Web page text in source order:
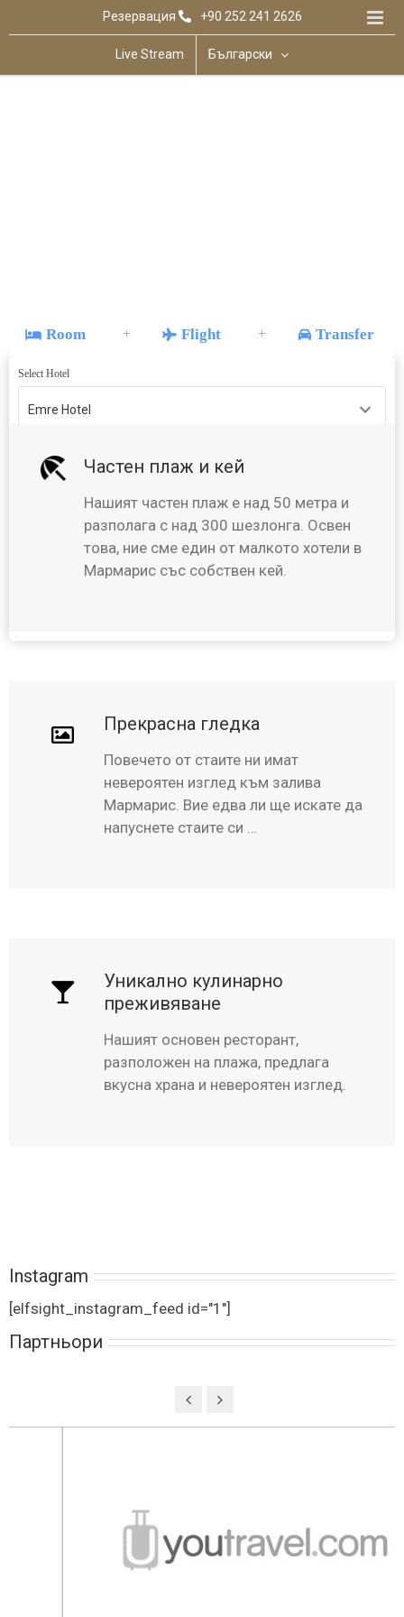
Room + Flight + Transfer
Select Hotel
08.08.2026
, 0 Child
to
Резервация +90 252 241 2626
Live Stream Български
Частен плаж и кей
Нашият частен плаж е над 50 метра и
разполага с над 300 шезлонга. Освен
това, ние сме един от малкото хотели в
Мармарис със собствен кей.
Прекрасна гледка
Повечето от стаите ни имат
невероятен изглед към залива
Мармарис. Вие едва ли ще искате да
напуснете стаите си …
Уникално кулинарно
преживяване
Нашият основен ресторант,
разположен на плажа, предлага
вкусна храна и невероятен изглед.
Instagram
[elfsight_instagram_feed id="1"]
Партньори